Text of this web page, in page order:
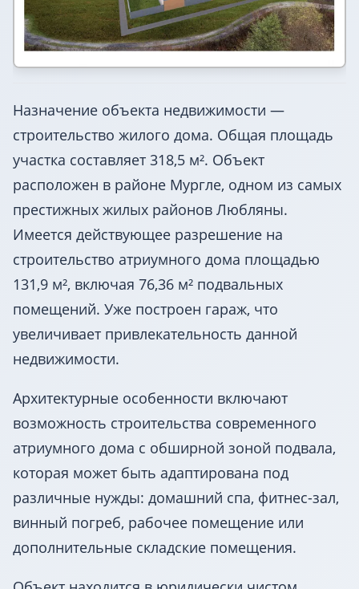
Назначение объекта недвижимости —
строительство жилого дома. Общая площадь
участка составляет 318,5 м². Объект
расположен в районе Мургле, одном из самых
престижных жилых районов Любляны.
Имеется действующее разрешение на
строительство атриумного дома площадью
131,9 м², включая 76,36 м² подвальных
помещений. Уже построен гараж, что
увеличивает привлекательность данной
недвижимости.
Архитектурные особенности включают
возможность строительства современного
атриумного дома с обширной зоной подвала,
которая может быть адаптирована под
различные нужды: домашний спа, фитнес-зал,
винный погреб, рабочее помещение или
дополнительные складские помещения.